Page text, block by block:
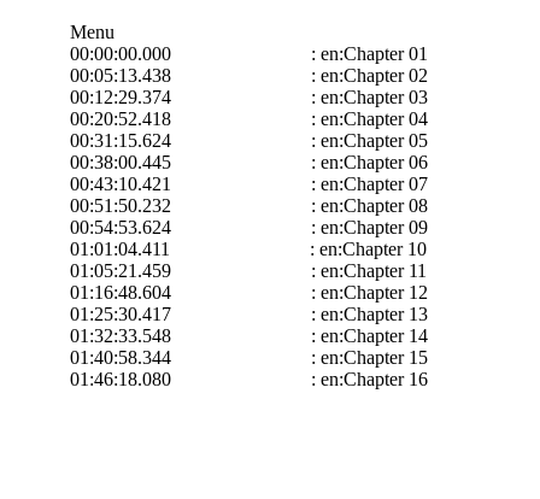
Menu
00:00:00.000 : en:Chapter 01
00:05:13.438 : en:Chapter 02
00:12:29.374 : en:Chapter 03
00:20:52.418 : en:Chapter 04
00:31:15.624 : en:Chapter 05
00:38:00.445 : en:Chapter 06
00:43:10.421 : en:Chapter 07
00:51:50.232 : en:Chapter 08
00:54:53.624 : en:Chapter 09
01:01:04.411 : en:Chapter 10
01:05:21.459 : en:Chapter 11
01:16:48.604 : en:Chapter 12
01:25:30.417 : en:Chapter 13
01:32:33.548 : en:Chapter 14
01:40:58.344 : en:Chapter 15
01:46:18.080 : en:Chapter 16